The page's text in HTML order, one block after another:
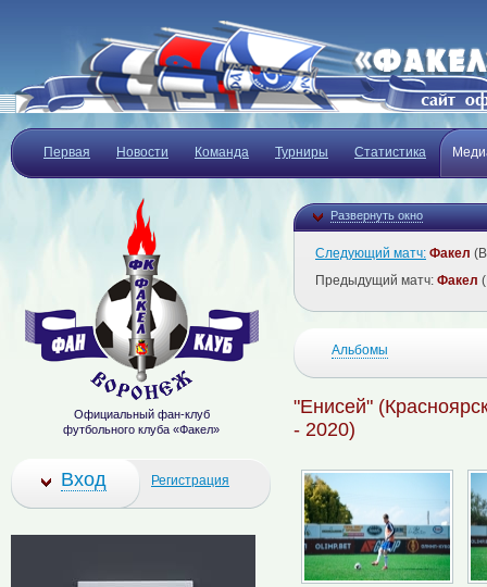
Первая Новости Команда Турниры Статистика
Развернуть окно
Следующий матч: Факел
Предыдущий матч: Факел
Альбомы
"Енисей"
- 2020)
Официальный фан-клуб
футбольного клуба «Факел»
Вход Регистрация